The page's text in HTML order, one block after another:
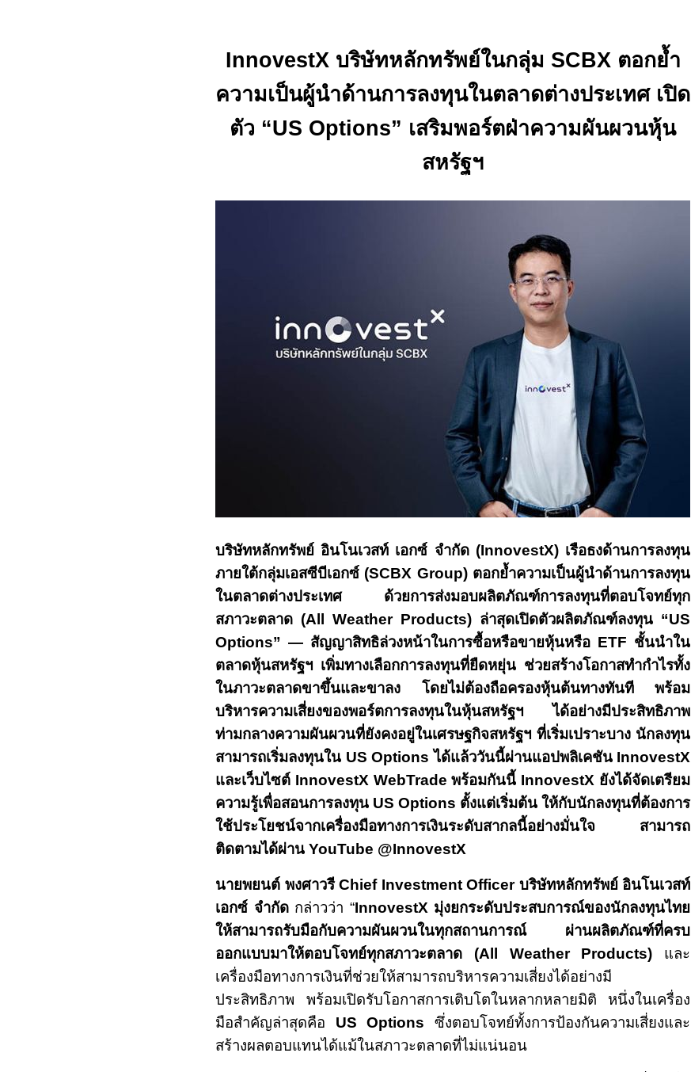
InnovestXบริษัทหลักทรัพย์ในกลุ่ม SCBX ตอกย้ำ
ความเป็นผู้นำด้านการลงทุนในตลาดต่างประเทศ เปิด
ตัว “US Options” เสริมพอร์ตฝ่าความผันผวนหุ้น
สหรัฐฯ
บริษัทหลักทรัพย์ อินโนเวสท์ เอกซ์ จำกัด (InnovestX) เรือธงด้านการลงทุน
ภายใต้กลุ่มเอสซีบีเอกซ์ (SCBX Group) ตอกย้ำความเป็นผู้นำด้านการลงทุน
ในตลาดต่างประเทศ ด้วยการส่งมอบผลิตภัณฑ์การลงทุนที่ตอบโจทย์ทุก
สภาวะตลาด (All Weather Products) ล่าสุดเปิดตัวผลิตภัณฑ์ลงทุน “US
Options” — สัญญาสิทธิล่วงหน้าในการซื้อหรือขายหุ้นหรือ ETF ชั้นนำใน
ตลาดหุ้นสหรัฐฯ เพิ่มทางเลือกการลงทุนที่ยืดหยุ่น ช่วยสร้างโอกาสทำกำไรทั้ง
ในภาวะตลาดขาขึ้นและขาลง โดยไม่ต้องถือครองหุ้นต้นทางทันที พร้อม
บริหารความเสี่ยงของพอร์ตการลงทุนในหุ้นสหรัฐฯ ได้อย่างมีประสิทธิภาพ
ท่ามกลางความผันผวนที่ยังคงอยู่ในเศรษฐกิจสหรัฐฯ ที่เริ่มเปราะบาง นักลงทุน
สามารถเริ่มลงทุนใน US Optionsได้แล้ววันนี้ผ่านแอปพลิเคชัน InnovestX
และเว็บไซต์ InnovestX WebTradeพร้อมกันนี้ InnovestX ยังได้จัดเตรียม
ความรู้เพื่อสอนการลงทุน US Options ตั้งแต่เริ่มต้น ให้กับนักลงทุนที่ต้องการ
ใช้ประโยชน์จากเครื่องมือทางการเงินระดับสากลนี้อย่างมั่นใจ สามารถ
ติดตามได้ผ่าน YouTube @InnovestX
นายพยนต์ พงศาวรีChief Investment Officer บริษัทหลักทรัพย์ อินโนเวสท์
เอกซ์ จำกัด กล่าวว่า “InnovestX มุ่งยกระดับประสบการณ์ของนักลงทุนไทย
ให้สามารถรับมือกับความผันผวนในทุกสถานการณ์ ผ่านผลิตภัณฑ์ที่ครบ
ออกแบบมาให้ตอบโจทย์ทุกสภาวะตลาด (All Weather Products)
และ
เครื่องมือทางการเงินที่ช่วยให้สามารถบริหารความเสี่ยงได้อย่างมี
ประสิทธิภาพ พร้อมเปิดรับโอกาสการเติบโตในหลากหลายมิติ หนึ่งในเครื่อง
มือสำคัญล่าสุดคือ US Options
ซึ่งตอบโจทย์ทั้งการป้องกันความเสี่ยงและ
สร้างผลตอบแทนได้แม้ในสภาวะตลาดที่ไม่แน่นอน